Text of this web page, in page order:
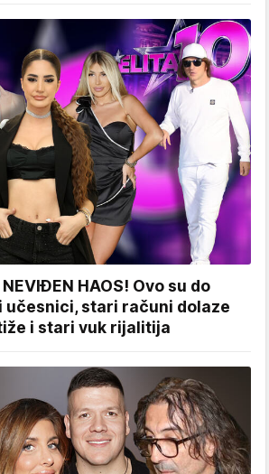
NEVIĐEN HAOS! Ovo su do
učesnici, stari računi dolaze
i stari vuk rijalitija